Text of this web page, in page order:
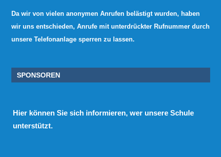
Da wir von vielen anonymen Anrufen belästigt wurden, haben
wir uns entschieden, Anrufe mit unterdrückter Rufnummer durch
unsere Telefonanlage sperren zu lassen.
SPONSOREN
Hier können Sie sich informieren, wer unsere Schule
unterstützt.